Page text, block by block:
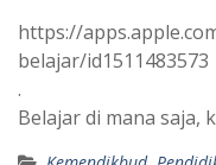
https://
belajar/id1511483573
.
Belajar di mana saja,